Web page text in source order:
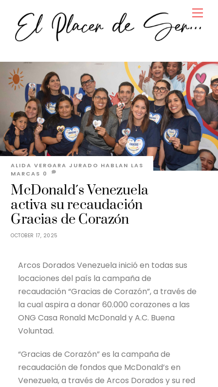
content
OCTOBER 17, 2025
McDonald´s Venezuela
activa su recaudación
Gracias de Corazón
ALIDA VERGARA JURADO HABLAN LAS
MARCAS 0
Arcos Dorados Venezuela inició en todas sus
locaciones del país la campaña de
recaudación “Gracias de Corazón”, a través de
la cual aspira a donar 60.000 corazones a las
ONG Casa Ronald McDonald y A.C. Buena
Voluntad.
“Gracias de Corazón” es la campaña de
recaudación de fondos que McDonald’s en
Venezuela, a través de Arcos Dorados y su red